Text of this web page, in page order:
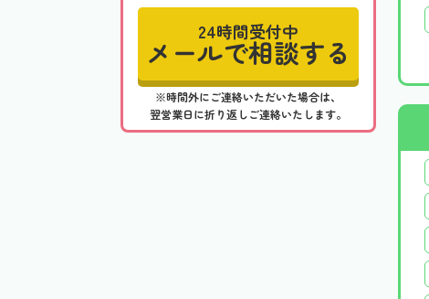
24時間受付中
メールで相談する
※時間外にご連絡いただいた場合は、
翌営業日に折り返しご連絡いたします。